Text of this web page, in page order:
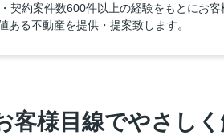
契約案件数600件以上の経験をもとにお
ある不動産を提供・提案致します。
客様目線でやさし